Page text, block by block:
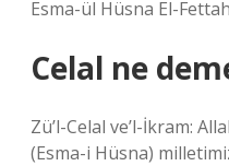
Esma-ül Hüsna El-
Celal ne
Zü’l-Celal ve’l-İkram:
(Esma-i Hüsna)